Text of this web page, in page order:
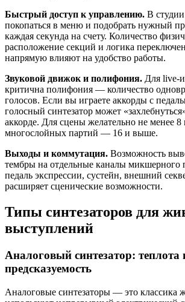
Быстрый доступ к управлению. В
покопаться в меню и подобрать нужный
каждая секунда на счету. Количество
расположение секций и логика
напрямую влияют на удобство работы.
Звуковой движок и полифония. Для live-
критична полифония — количество
голосов. Если вы играете аккорды с
голосный синтезатор может
аккорде. Для сцены желательно не менее 8
многослойных партий — 16 и выше.
Выходы и коммутация. Возможность
тембры на отдельные каналы микшерного
педаль экспрессии, сустейн, внешний
расширяет сценические возможности.
Типы синтезаторов для
выступлений
Аналоговый синтезатор: теплота
предсказуемость
Аналоговые синтезаторы — это классика